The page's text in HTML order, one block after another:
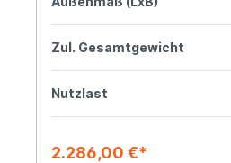
Zul. Gesamtgewicht
Nutzlast
2.286,00 €*